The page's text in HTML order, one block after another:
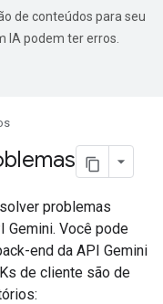
de conteúdos para seu
IA podem ter erros.
problemas
Gemini. Você pode
end da API Gemini
de cliente são de